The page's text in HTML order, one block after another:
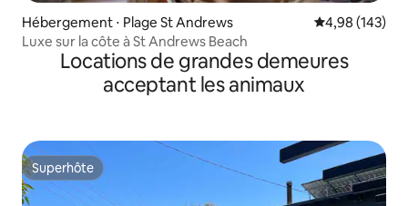
Hébergement ⋅ Plage St Andrews Évaluation
4,98 (143)
Luxe sur la côte à St Andrews Beach
Locations de grandes demeures
acceptant les animaux
Superhôte
Superhôte